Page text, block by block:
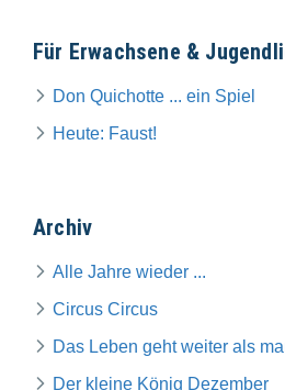
Für Erwachsene &
Don Quichotte ... ein Spiel
Heute: Faust!
Archiv
Alle Jahre wieder ...
Circus Circus
Das Leben geht weiter als
Der kleine König Dezember